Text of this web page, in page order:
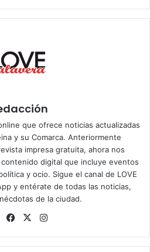
que ofrece noticias actualizadas
y su Comarca. Anteriormente
impresa gratuita, ahora nos
digital que incluye eventos
y ocio. Sigue el canal de LOVE
y entérate de todas las noticias,
de la ciudad.
Siti
we
Fa
bo
X
ra